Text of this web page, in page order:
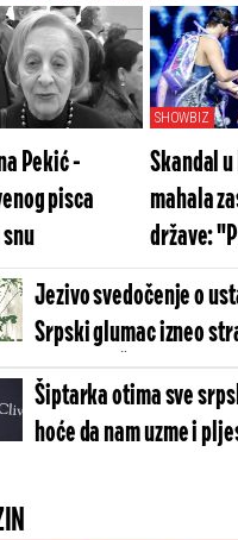
koja je gazila
lažnom
Pekić -
pisca
SHOWBIZ
Skandal
mahala
države:
Jezivo svedočenje o
Srpski glumac izneo
golgote – Četiri godine
smrti!
Šiptarka otima sve
hoće da nam uzme i